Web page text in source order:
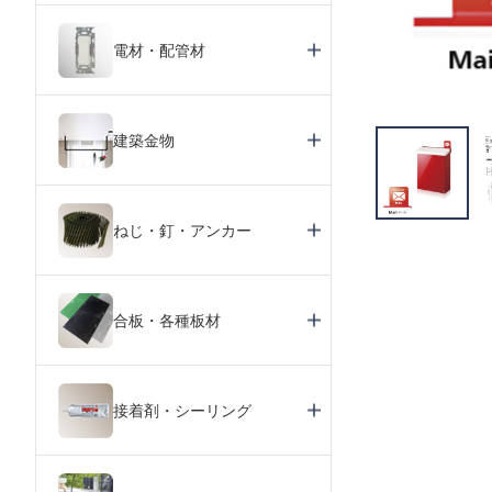
電材・配管材
建築金物
ねじ・釘・アンカー
合板・各種板材
接着剤・シーリング